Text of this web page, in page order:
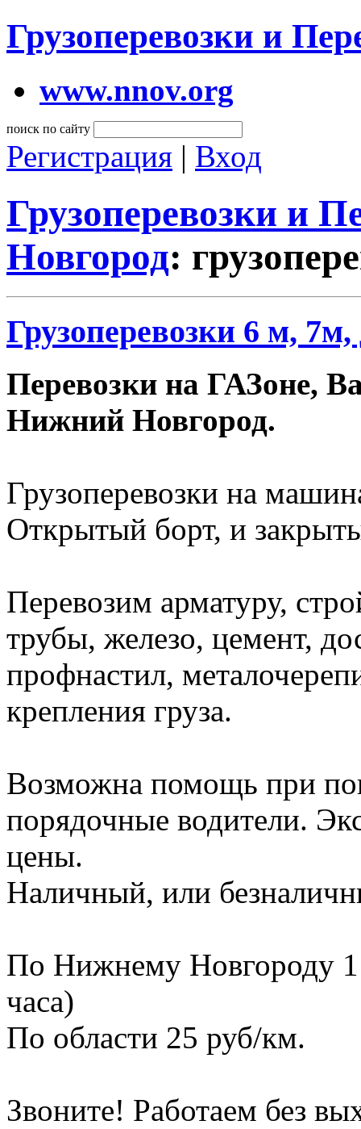
Грузоперевозки и
www.nnov.org
поиск по сайту
Регистрация | Вход
Грузоперевозки и
Новгород:
Грузоперевозки 6 м,
Перевозки на ГАЗоне,
Нижний Новгород.
Грузоперевозки на
Открытый борт, и
Перевозим арматуру,
трубы, железо, цемент,
профнастил,
крепления груза.
Возможна помощь при
порядочные водители.
цены.
Наличный, или
По Нижнему Новгороду 1
часа)
По области 25 руб/км.
Звоните! Работаем без